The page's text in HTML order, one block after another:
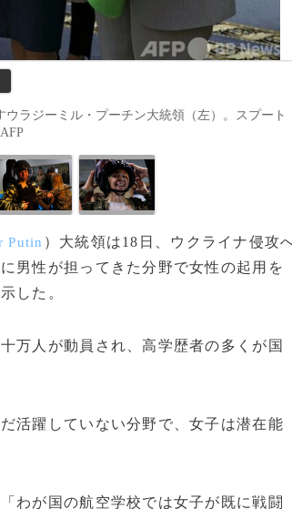
ラジーミル・プーチン大統領（左）。スプート
Putin ）大統領は18日、ウクライナ侵攻
男性が担ってきた分野で女性の起用を
した。
万人が動員され、高学歴者の多くが国
活躍していない分野で、女子は潜在能
わが国の航空学校では女子が既に戦闘